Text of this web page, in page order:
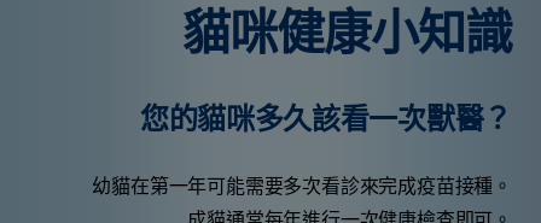
貓咪健康小知識
您的貓咪多久該看一次獸醫？
幼貓在第一年可能需要多次看診來完成疫苗接種。